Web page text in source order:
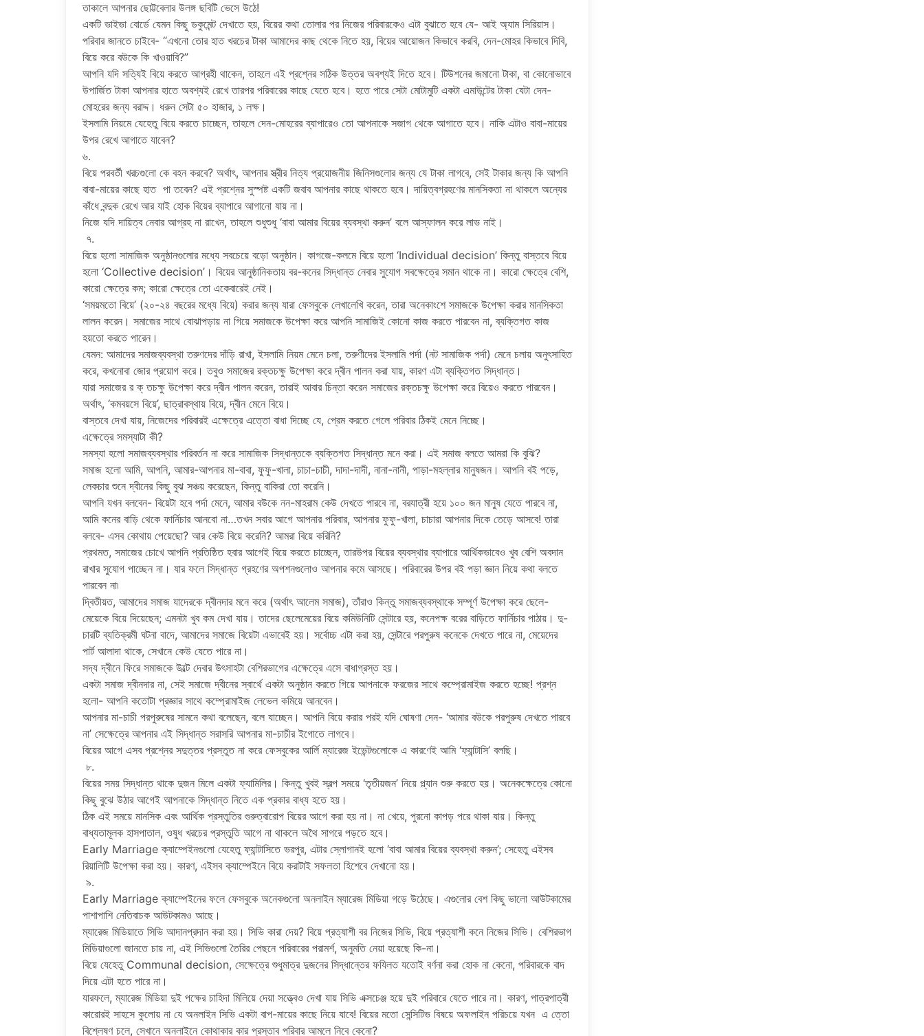
তাকালে আপনার ছোট্টবেলার উলঙ্গ ছবিটি ভেসে উঠে!
একটি ভাইভা বোর্ডে যেমন কিছু ডকুমেন্ট দেখাতে হয়, বিয়ের কথা তোলার পর নিজের পরিবারকেও এটা বুঝাতে হবে যে- আই অ্যাম সিরিয়াস।
পরিবার জানতে চাইবে- “এখনো তোর হাত খরচের টাকা আমাদের কাছ থেকে নিতে হয়, বিয়ের আয়োজন কিভাবে করবি, দেন-মোহর কিভাবে দিবি,
বিয়ে করে বউকে কি খাওয়াবি?”
আপনি যদি সত্যিই বিয়ে করতে আগ্রহী থাকেন, তাহলে এই প্রশ্নের সঠিক উত্তর অবশ্যই দিতে হবে। টিউশনের জমানো টাকা, বা কোনোভাবে
উপার্জিত টাকা আপনার হাতে অবশ্যই রেখে তারপর পরিবারের কাছে যেতে হবে। হতে পারে সেটা মোটামুটি একটা এমাউন্টের টাকা যেটা দেন-
মোহরের জন্য বরাদ্দ। ধরুন সেটা ৫০ হাজার, ১ লক্ষ।
ইসলামি নিয়মে যেহেতু বিয়ে করতে চাচ্ছেন, তাহলে দেন-মোহরের ব্যাপারেও তো আপনাকে সজাগ থেকে আগাতে হবে। নাকি এটাও বাবা-মায়ের
উপর রেখে আগাতে যাবেন?
৬.
বিয়ে পরবর্তী খরচগুলো কে বহন করবে? অর্থাৎ, আপনার স্ত্রীর নিত্য প্রয়োজনীয় জিনিসগুলোর জন্য যে টাকা লাগবে, সেই টাকার জন্য কি আপনি
বাবা-মায়ের কাছে হাত পা তবেন? এই প্রশ্নের সুস্পষ্ট একটি জবাব আপনার কাছে থাকতে হবে। দায়িত্বগ্রহণের মানসিকতা না থাকলে অন্যের
কাঁধে বন্দুক রেখে আর যাই হোক বিয়ের ব্যাপারে আগানো যায় না।
নিজে যদি দায়িত্ব নেবার আগ্রহ না রাখেন, তাহলে শুধুশুধু ‘বাবা আমার বিয়ের ব্যবস্থা করুন’ বলে আস্ফালন করে লাভ নাই।
৭.
বিয়ে হলো সামাজিক অনুষ্ঠানগুলোর মধ্যে সবচেয়ে বড়ো অনুষ্ঠান। কাগজে-কলমে বিয়ে হলো ‘Individual decision’ কিন্তু বাস্তবে বিয়ে
হলো ‘Collective decision’। বিয়ের আনুষ্ঠানিকতায় বর-কনের সিদ্ধান্ত নেবার সুযোগ সবক্ষেত্রে সমান থাকে না। কারো ক্ষেত্রে বেশি,
কারো ক্ষেত্রে কম; কারো ক্ষেত্রে তো একেবারেই নেই।
‘সময়মতো বিয়ে’ (২০-২৪ বছরের মধ্যে বিয়ে) করার জন্য যারা ফেসবুকে লেখালেখি করেন, তারা অনেকাংশে সমাজকে উপেক্ষা করার মানসিকতা
লালন করেন। সমাজের সাথে বোঝাপড়ায় না গিয়ে সমাজকে উপেক্ষা করে আপনি সামাজিই কোনো কাজ করতে পারবেন না, ব্যক্তিগত কাজ
হয়তো করতে পারেন।
যেমন: আমাদের সমাজব্যবস্থা তরুণদের দাঁড়ি রাখা, ইসলামি নিয়ম মেনে চলা, তরুণীদের ইসলামি পর্দা (নট সামাজিক পর্দা) মেনে চলায় অনুৎসাহিত
করে, কখনোবা জোর প্রয়োগ করে। তবুও সমাজের রক্তচক্ষু উপেক্ষা করে দ্বীন পালন করা যায়, কারণ এটা ব্যক্তিগত সিদ্ধান্ত।
যারা সমাজের র ক্ তচক্ষু উপেক্ষা করে দ্বীন পালন করেন, তারাই আবার চিন্তা করেন সমাজের রক্তচক্ষু উপেক্ষা করে বিয়েও করতে পারবেন।
অর্থাৎ, ‘কমবয়সে বিয়ে’, ছাত্রাবস্থায় বিয়ে, দ্বীন মেনে বিয়ে।
বাস্তবে দেখা যায়, নিজেদের পরিবারই এক্ষেত্রে এত্তো বাধা দিচ্ছে যে, প্রেম করতে গেলে পরিবার ঠিকই মেনে নিচ্ছে।
এক্ষেত্রে সমস্যাটা কী?
সমস্যা হলো সমাজব্যবস্থার পরিবর্তন না করে সামাজিক সিদ্ধান্তকে ব্যক্তিগত সিদ্ধান্ত মনে করা। এই সমাজ বলতে আমরা কি বুঝি?
সমাজ হলো আমি, আপনি, আমার-আপনার মা-বাবা, ফুফু-খালা, চাচা-চাচী, দাদা-দাদী, নানা-নানী, পাড়া-মহল্লার মানুষজন। আপনি বই পড়ে,
লেকচার শুনে দ্বীনের কিছু বুঝ সঞ্চয় করেছেন, কিন্তু বাকিরা তো করেনি।
আপনি যখন বলবেন- বিয়েটা হবে পর্দা মেনে, আমার বউকে নন-মাহরাম কেউ দেখতে পারবে না, বরযাত্রী হয়ে ১০০ জন মানুষ যেতে পারবে না,
আমি কনের বাড়ি থেকে ফার্নিচার আনবো না…তখন সবার আগে আপনার পরিবার, আপনার ফুফু-খালা, চাচারা আপনার দিকে তেড়ে আসবে! তারা
বলবে- এসব কোথায় পেয়েছো? আর কেউ বিয়ে করেনি? আমরা বিয়ে করিনি?
প্রথমত, সমাজের চোখে আপনি প্রতিষ্ঠিত হবার আগেই বিয়ে করতে চাচ্ছেন, তারউপর বিয়ের ব্যবস্থার ব্যাপারে আর্থিকভাবেও খুব বেশি অবদান
রাখার সুযোগ পাচ্ছেন না। যার ফলে সিদ্ধান্ত গ্রহণের অপশনগুলোও আপনার কমে আসছে। পরিবারের উপর বই পড়া জ্ঞান নিয়ে কথা বলতে
পারবেন না৷
দ্বিতীয়ত, আমাদের সমাজ যাদেরকে দ্বীনদার মনে করে (অর্থাৎ আলেম সমাজ), তাঁরাও কিন্তু সমাজব্যবস্থাকে সম্পূর্ণ উপেক্ষা করে ছেলে-
মেয়েকে বিয়ে দিয়েছেন; এমনটা খুব কম দেখা যায়। তাদের ছেলেমেয়ের বিয়ে কমিউনিটি সেন্টারে হয়, কনেপক্ষ বরের বাড়িতে ফার্নিচার পাঠায়। দু-
চারটি ব্যতিক্রমী ঘটনা বাদে, আমাদের সমাজে বিয়েটা এভাবেই হয়। সর্বোচ্চ এটা করা হয়, সেন্টারে পরপুরুষ কনেকে দেখতে পারে না, মেয়েদের
পার্ট আলাদা থাকে, সেখানে কেউ যেতে পারে না।
সদ্য দ্বীনে ফিরে সমাজকে উল্টে দেবার উৎসাহটা বেশিরভাগের এক্ষেত্রে এসে বাধাগ্রস্ত হয়।
একটা সমাজ দ্বীনদার না, সেই সমাজে দ্বীনের স্বার্থে একটা অনুষ্ঠান করতে গিয়ে আপনাকে ফরজের সাথে কম্প্রোমাইজ করতে হচ্ছে! প্রশ্ন
হলো- আপনি কতোটা প্রজ্ঞার সাথে কম্প্রোমাইজ লেভেল কমিয়ে আনবেন।
আপনার মা-চাচী পরপুরুষের সামনে কথা বলেছেন, বলে যাচ্ছেন। আপনি বিয়ে করার পরই যদি ঘোষণা দেন- ‘আমার বউকে পরপুরুষ দেখতে পারবে
না’ সেক্ষেত্রে আপনার এই সিদ্ধান্ত সরাসরি আপনার মা-চাচীর ইগোতে লাগবে।
বিয়ের আগে এসব প্রশ্নের সদুত্তর প্রস্তুত না করে ফেসবুকের আর্লি ম্যারেজ ইভেন্টগুলোকে এ কারণেই আমি ‘ফ্যান্টাসি’ বলছি।
৮.
বিয়ের সময় সিদ্ধান্ত থাকে দুজন মিলে একটা ফ্যামিলির। কিন্তু খুবই স্বল্প সময়ে ‘তৃতীয়জন’ নিয়ে প্ল্যান শুরু করতে হয়। অনেকক্ষেত্রে কোনো
কিছু বুঝে উঠার আগেই আপনাকে সিদ্ধান্ত নিতে এক প্রকার বাধ্য হতে হয়।
ঠিক এই সময়ে মানসিক এবং আর্থিক প্রস্তুতির গুরুত্বারোপ বিয়ের আগে করা হয় না। না খেয়ে, পুরনো কাপড় পরে থাকা যায়। কিন্তু
বাধ্যতামূলক হাসপাতাল, ওষুধ খরচের প্রস্তুতি আগে না থাকলে অথৈ সাগরে পড়তে হবে।
Early Marriage ক্যাম্পেইনগুলো যেহেতু ফ্যান্টাসিতে ভরপুর, এটার স্লোগানই হলো ‘বাবা আমার বিয়ের ব্যবস্থা করুন’; সেহেতু এইসব
রিয়ালিটি উপেক্ষা করা হয়। কারণ, এইসব ক্যাম্পেইনে বিয়ে করাটাই সফলতা হিশেবে দেখানো হয়।
৯.
Early Marriage ক্যাম্পেইনের ফলে ফেসবুকে অনেকগুলো অনলাইন ম্যারেজ মিডিয়া গড়ে উঠেছে। এগুলোর বেশ কিছু ভালো আউটকামের
পাশাপাশি নেতিবাচক আউটকামও আছে।
ম্যারেজ মিডিয়াতে সিভি আদানপ্রদান করা হয়। সিভি কারা দেয়? বিয়ে প্রত্যাশী বর নিজের সিভি, বিয়ে প্রত্যাশী কনে নিজের সিভি। বেশিরভাগ
মিডিয়াগুলো জানতে চায় না, এই সিভিগুলো তৈরির পেছনে পরিবারের পরামর্শ, অনুমতি নেয়া হয়েছে কি-না।
বিয়ে যেহেতু Communal decision, সেক্ষেত্রে শুধুমাত্র দুজনের সিদ্ধান্তের ফযিলত যতোই বর্ণনা করা হোক না কেনো, পরিবারকে বাদ
দিয়ে এটা হতে পারে না।
যারফলে, ম্যারেজ মিডিয়া দুই পক্ষের চাহিদা মিলিয়ে দেয়া সত্ত্বেও দেখা যায় সিভি এক্সচেঞ্জ হয়ে দুই পরিবারে যেতে পারে না। কারণ, পাত্রপাত্রী
কারোরই সাহসে কুলোয় না যে অনলাইন সিভি একটা বাপ-মায়ের কাছে নিয়ে যাবে! বিয়ের মতো সেন্সিটিভ বিষয়ে অফলাইন পরিচয়ে যখন এ ত্তো
বিশ্লেষণ চলে, সেখানে অনলাইনে কোথাকার কার প্রস্তাব পরিবার আমলে নিবে কেনো?